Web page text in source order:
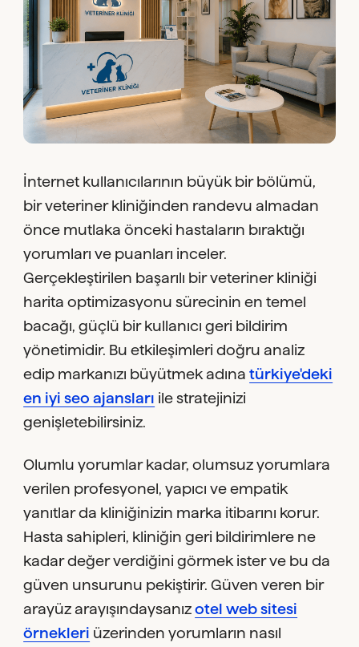
İnternet kullanıcılarının büyük bir bölümü,
bir veteriner kliniğinden randevu almadan
önce mutlaka önceki hastaların bıraktığı
yorumları ve puanları inceler.
Gerçekleştirilen başarılı bir veteriner kliniği
harita optimizasyonu sürecinin en temel
bacağı, güçlü bir kullanıcı geri bildirim
yönetimidir. Bu etkileşimleri doğru analiz
edip markanızı büyütmek adınatürkiye'deki
en iyi seo ajansları ile stratejinizi
genişletebilirsiniz.
Olumlu yorumlar kadar, olumsuz yorumlara
verilen profesyonel, yapıcı ve empatik
yanıtlar da kliniğinizin marka itibarını korur.
Hasta sahipleri, kliniğin geri bildirimlere ne
kadar değer verdiğini görmek ister ve bu da
güven unsurunu pekiştirir. Güven veren bir
arayüz arayışındaysanızotel web sitesi
örnekleri üzerinden yorumların nasıl